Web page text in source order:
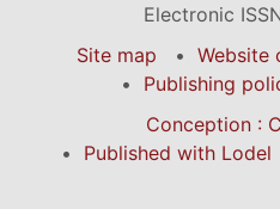
Electronic
Site map
Website
Publishing
Conception :
Published with Lodel